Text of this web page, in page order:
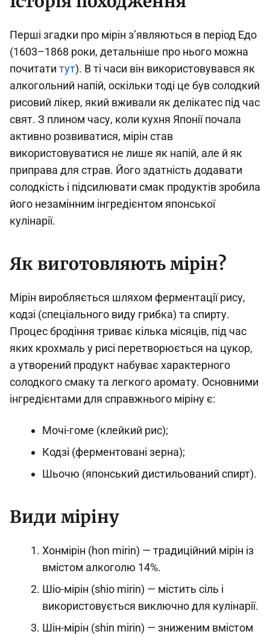
Перші згадки про мірін з’являються в період Едо
(1603–1868 роки, детальніше про нього можна
почитати тут). В ті часи він використовувався як
алкогольний напій, оскільки тоді це був солодкий
рисовий лікер, який вживали як делікатес під час
свят. З плином часу, коли кухня Японії почала
активно розвиватися, мірін став
використовуватися не лише як напій, але й як
приправа для страв. Його здатність додавати
солодкість і підсилювати смак продуктів зробила
його незамінним інгредієнтом японської
кулінарії.
Як виготовляють мірін?
Мірін виробляється шляхом ферментації рису,
кодзі (спеціального виду грибка) та спирту.
Процес бродіння триває кілька місяців, під час
яких крохмаль у рисі перетворюється на цукор,
а утворений продукт набуває характерного
солодкого смаку та легкого аромату. Основними
інгредієнтами для справжнього міріну є:
Мочі-гоме (клейкий рис);
Кодзі (ферментовані зерна);
Шьочю (японський дистильований спирт).
Види міріну
Хонмірін (hon mirin) — традиційний мірін із
вмістом алкоголю 14%.
Шіо-мірін (shio mirin) — містить сіль і
використовується виключно для кулінарії.
Шін-мірін (shin mirin) — зниженим вмістом